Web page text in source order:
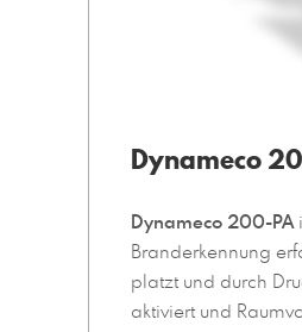
Dynameco
Dynameco 200-PA
Branderkennung
platzt und durch
aktiviert und